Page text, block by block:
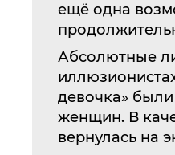
ещё одна
Абсолютные
девочка»
женщин. В
вернулась на